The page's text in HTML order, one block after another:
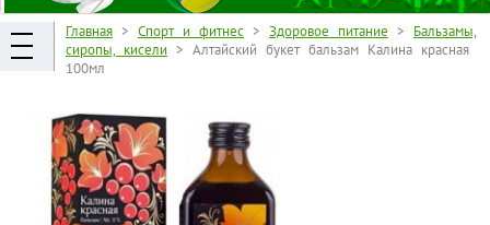
Главная > Спорт и фитнес > Здоровое питание > Бальзамы,
сиропы, кисели > Алтайский букет бальзам Калина красная
100мл